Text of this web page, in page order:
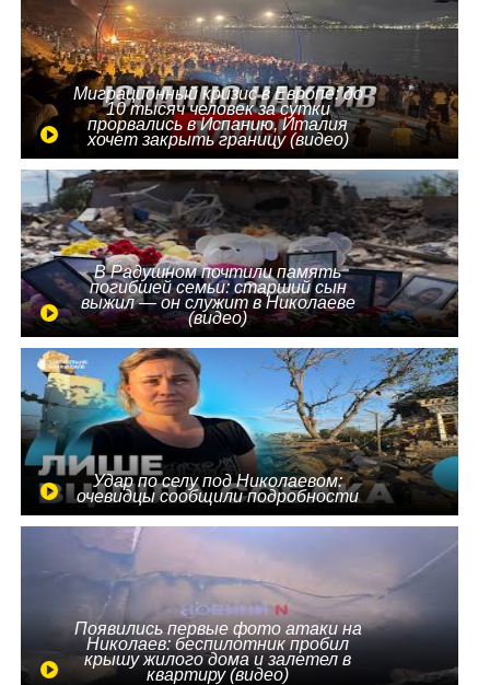
Миграционный кризис в Европе: до
10 тысяч человек за сутки
прорвались в Испанию, Италия
хочет закрыть границу (видео)
В Радушном почтили память
погибшей семьи: старший сын
выжил — он служит в Николаеве
(видео)
Удар по селу под Николаевом:
очевидцы сообщили подробности
Появились первые фото атаки на
Николаев: беспилотник пробил
крышу жилого дома и залетел в
квартиру (видео)